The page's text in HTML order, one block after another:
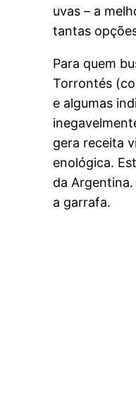
uvas – a
tantas
Para quem
Torrontés
e algumas
gera receita
enológica.
da
a garrafa.